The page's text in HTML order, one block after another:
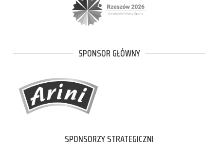
SPONSOR GŁÓWNY
SPONSORZY STRATEGICZNI